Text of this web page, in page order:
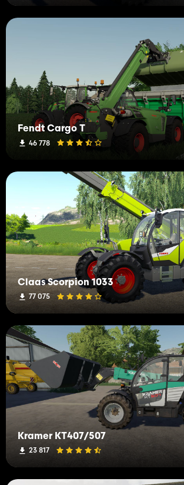
Fendt Cargo T
46 778
Claas Scorpion 1033
77 075
Kramer KT407/507
23 817